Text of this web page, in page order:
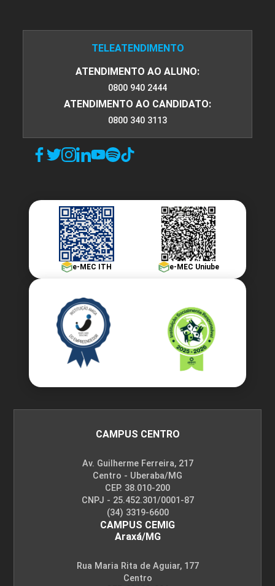
TELEATENDIMENTO
ATENDIMENTO AO ALUNO:
0800 940 2444
ATENDIMENTO AO CANDIDATO:
0800 340 3113
e-MEC ITH e-MEC Uniube
CAMPUS CENTRO
Av. Guilherme Ferreira, 217
Centro - Uberaba/MG
CEP. 38.010-200
CNPJ - 25.452.301/0001-87
(34) 3319-6600
CAMPUS CEMIG
Araxá/MG
Rua Maria Rita de Aguiar, 177
Centro